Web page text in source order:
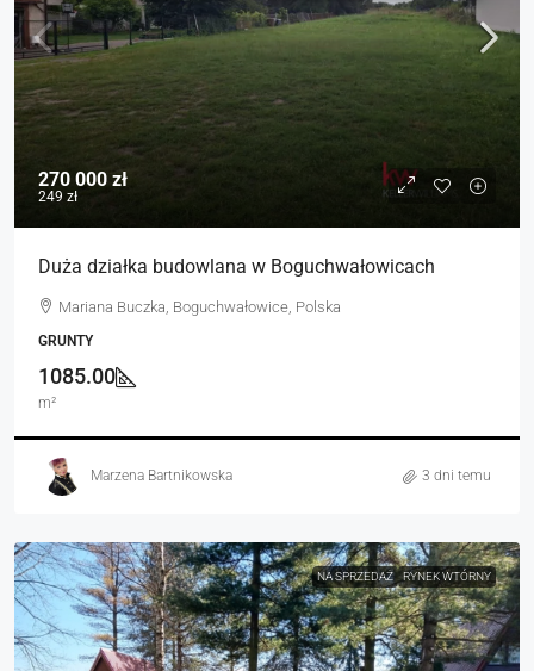
270 000 zł
249 zł
Duża działka budowlana w Boguchwałowicach
Mariana Buczka, Boguchwałowice, Polska
GRUNTY
1085.00
m²
Marzena Bartnikowska 3 dni temu
NA SPRZEDAŻ RYNEK WTÓRNY